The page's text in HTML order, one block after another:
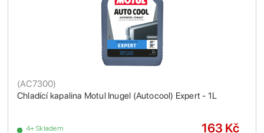
Chladící kapalina Motul Inugel (Autocool) Expert - 1L
(AC7300)
4+ Skladem 163 Kč